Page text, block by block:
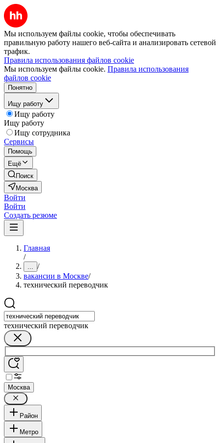
Мы используем файлы cookie, чтобы обеспечивать
правильную работу нашего веб-сайта и анализировать сетевой
трафик.
Правила использования файлов cookie
Мы используем файлы cookie. Правила использования
файлов cookie
Понятно
Ищу работу
Ищу работу
Ищу работу
Ищу сотрудника
Сервисы
Помощь
Ещё
Поиск
Москва
Войти
Войти
Создать резюме
Главная
/
... /
вакансии в Москве/
технический переводчик
технический переводчик
Москва
Район
Метро